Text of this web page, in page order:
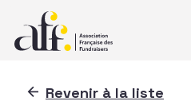
Revenir à la liste